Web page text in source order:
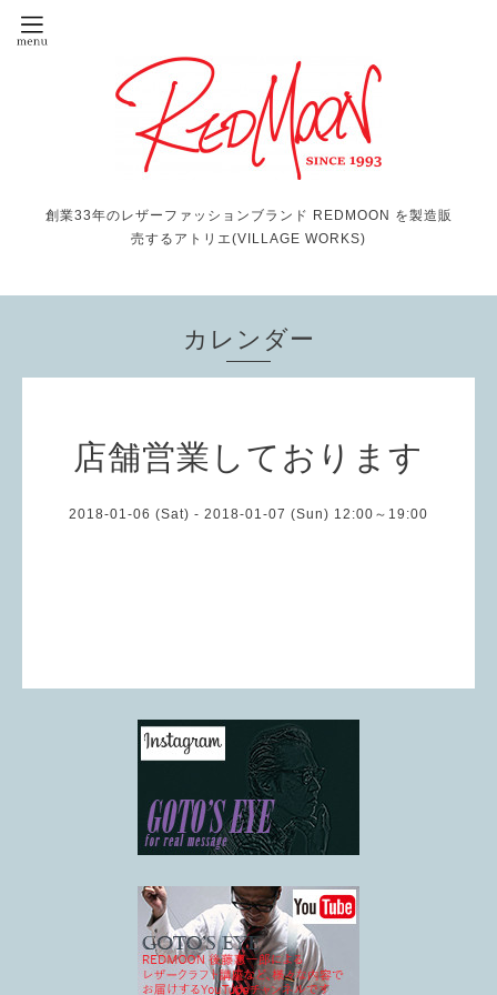
創業33年のレザーファッションブランド REDMOON を製造販
売するアトリエ(VILLAGE WORKS)
カレンダー
店舗営業しております
2018-01-06 (Sat) - 2018-01-07 (Sun) 12:00～19:00